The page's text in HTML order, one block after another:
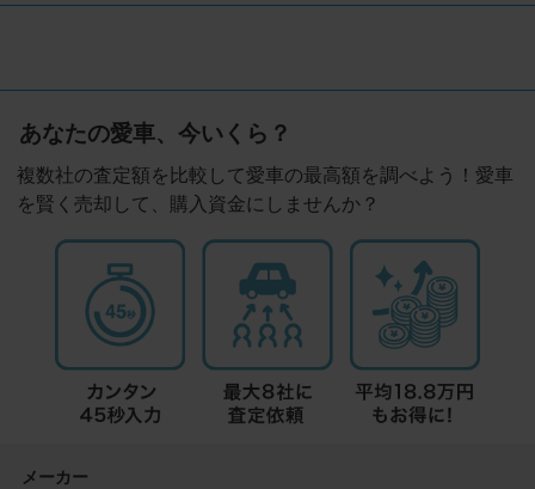
あなたの愛車、今いくら？
複数社の査定額を比較して愛車の最高額を調べよう！愛車
を賢く売却して、購入資金にしませんか？
メーカー